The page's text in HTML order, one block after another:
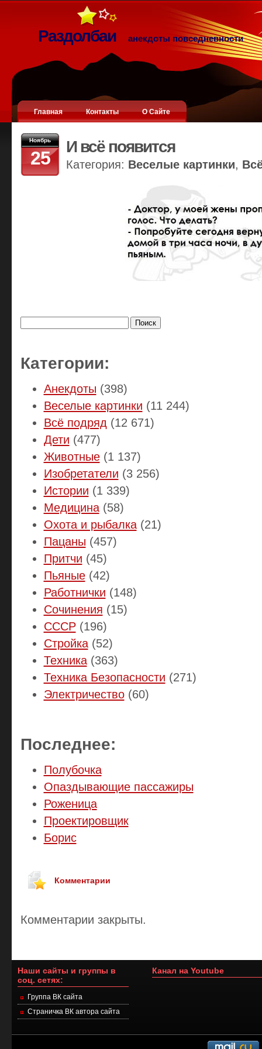
Раздолбаи анекдоты повседневности
Главная Контакты О Сайте
Ноябрь
25
И всё появится
Категория: Веселые картинки,
Категории:
Анекдоты (398)
Веселые картинки (11 244)
Всё подряд (12 671)
Дети (477)
Животные(1 137)
Изобретатели (3 256)
Истории (1 339)
Медицина(58)
Охота и рыбалка(21)
Пацаны (457)
Притчи (45)
Пьяные(42)
Работнички (148)
Сочинения (15)
СССР(196)
Стройка(52)
Техника(363)
Техника Безопасности (271)
Электричество(60)
Последнее:
Полубочка
Опаздывающие пассажиры
Роженица
Проектировщик
Борис
Комментарии
Комментарии закрыты.
Наши сайты и группы в
соц. сетях:
Группа ВК сайта
Страничка ВК автора сайта
Канал на Youtube